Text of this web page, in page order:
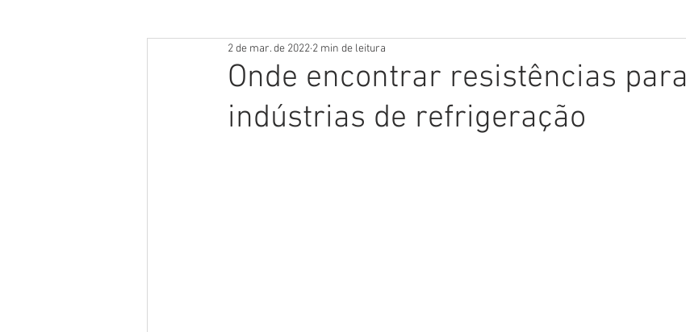
Onde encontrar resistências para
indústrias de refrigeração
2 de mar. de 2022 2 min de leitura